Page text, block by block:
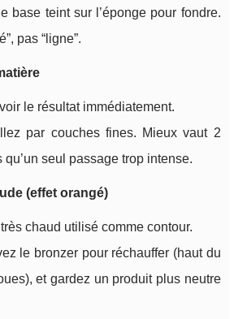
base teint sur l’éponge pour fondre.
pas “ligne”.
le résultat immédiatement.
par couches fines. Mieux vaut 2
seul passage trop intense.
(effet orangé)
chaud utilisé comme contour.
le bronzer pour réchauffer (haut du
et gardez un produit plus neutre